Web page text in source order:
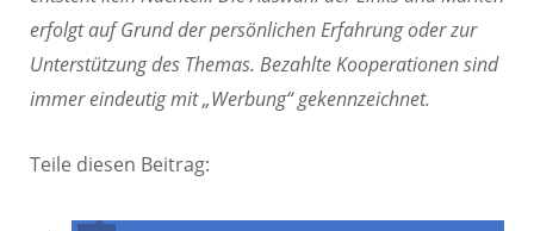
erfolgt auf Grund der persönlichen Erfahrung oder zur
Unterstützung des Themas. Bezahlte Kooperationen sind
immer eindeutig mit „Werbung“ gekennzeichnet.
Teile diesen Beitrag: